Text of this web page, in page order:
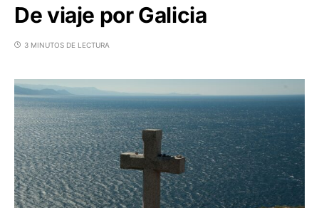
De viaje por Galicia
3 MINUTOS DE LECTURA